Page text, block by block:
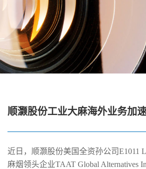
顺灏股份工业大麻海外业务加
近日，顺灏股份美国全资孙公司E1011
麻烟领头企业TAAT Global Alternatives